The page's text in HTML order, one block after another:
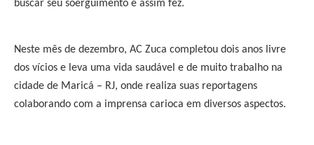
buscar seu soerguimento e assim fez.
Neste mês de dezembro, AC Zuca completou dois anos livre
dos vícios e leva uma vida saudável e de muito trabalho na
cidade de Maricá – RJ, onde realiza suas reportagens
colaborando com a imprensa carioca em diversos aspectos.